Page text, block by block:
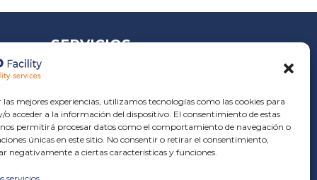
las mejores experiencias, utilizamos tecnologías como las cookies para
o acceder a la información del dispositivo. El consentimiento de estas
permitirá procesar datos como el comportamiento de navegación o
únicas en este sitio. No consentir o retirar el consentimiento,
negativamente a ciertas características y funciones.
SERVICIOS
Servicios de Auxiliares
Servicios Técnicos
Centro Especial de Empleo en